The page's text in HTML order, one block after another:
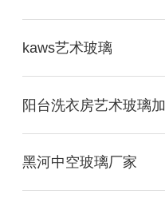
kaws艺术玻璃
黑河中空玻璃厂家